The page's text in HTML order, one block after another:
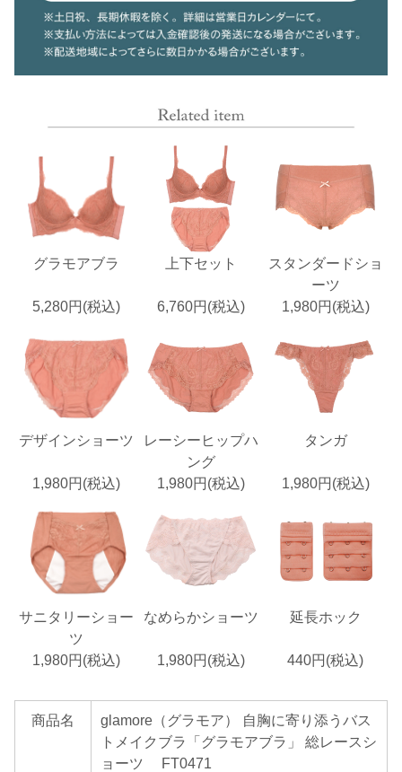
グラモアブラ 上下セット
スタンダードショ
ーツ
5,280円(税込)
6,760円(税込) 1,980円(税込)
デザインショーツ
レーシーヒップハ
ング
タンガ
1,980円(税込) 1,980円(税込) 1,980円(税込)
サニタリーショー
ツ
なめらかショーツ 延長ホック
1,980円(税込) 1,980円(税込) 440円(税込)
商品名
glamore（グラモア） 自胸に寄り添うバス
トメイクブラ「グラモアブラ」 総レースシ
ョーツ FT0471